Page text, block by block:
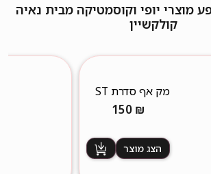
מוצרי יופי וקוסמטיקה מבית נאיה
קולקשיין
מק אף סדרת ST
גימור מט150 ₪
הצג מוצר